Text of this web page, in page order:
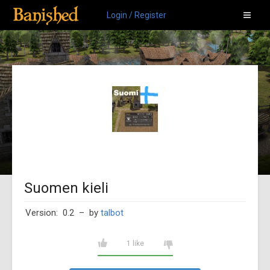
Login / Register
Suomen kieli
Version: 0.2 – by talbot
1 like